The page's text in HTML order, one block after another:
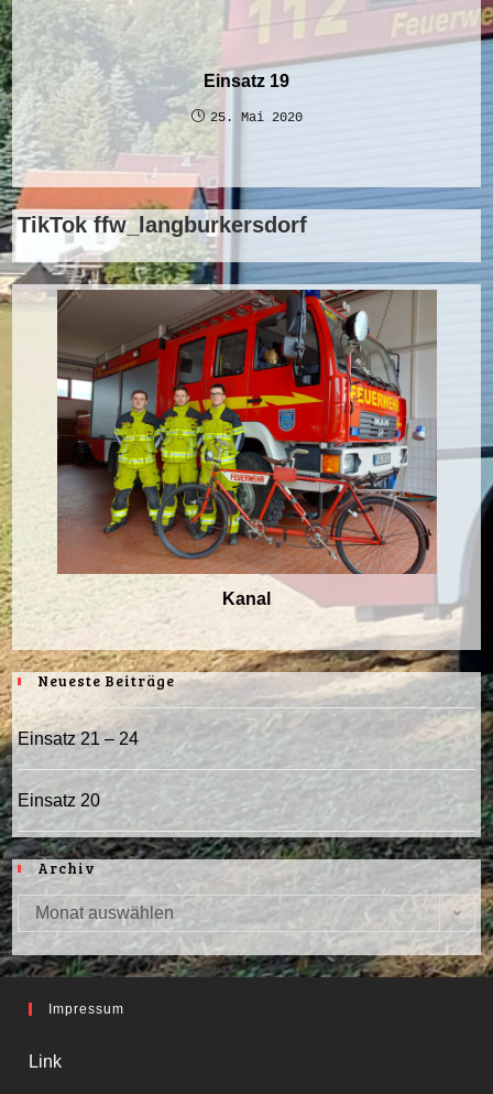
Einsatz 19
25. Mai 2020
TikTok ffw_langburkersdorf
Kanal
Neueste Beiträge
Einsatz 21 – 24
Einsatz 20
Archiv
Archiv
Monat auswählen
Impressum
Link